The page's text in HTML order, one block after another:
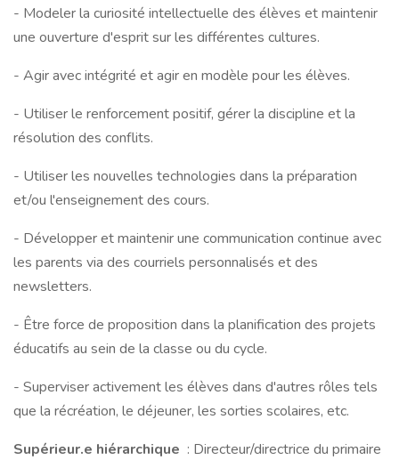
- Modeler la curiosité intellectuelle des élèves et maintenir
une ouverture d'esprit sur les différentes cultures.
- Agir avec intégrité et agir en modèle pour les élèves.
- Utiliser le renforcement positif, gérer la discipline et la
résolution des conflits.
- Utiliser les nouvelles technologies dans la préparation
et/ou l'enseignement des cours.
- Développer et maintenir une communication continue avec
les parents via des courriels personnalisés et des
newsletters.
- Être force de proposition dans la planification des projets
éducatifs au sein de la classe ou du cycle.
- Superviser activement les élèves dans d'autres rôles tels
que la récréation, le déjeuner, les sorties scolaires, etc.
Supérieur.e hiérarchique : Directeur/directrice du primaire